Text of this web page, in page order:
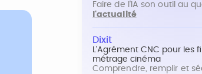
Faire de l'IA son outil au
l'actualité
Dixit
L'Agrément CNC pour les
métrage cinéma
Comprendre, remplir et